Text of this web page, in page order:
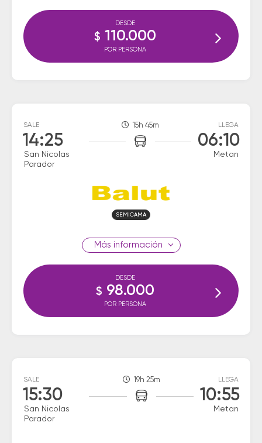
DESDE
$ 110.000
POR PERSONA
SALE
14:25
San Nicolas
Parador
15h 45m LLEGA
06:10
Metan
SEMICAMA
información
DESDE
$ 98.000
POR PERSONA
SALE
15:30
San Nicolas
Parador
19h 25m LLEGA
10:55
Metan